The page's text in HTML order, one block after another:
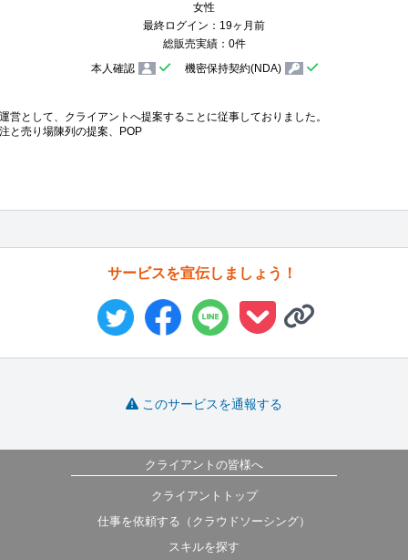
女性
最終ログイン：19ヶ月前
総販売実績：0件
本人確認
機密保持契約(NDA)
営として、クライアントへ提案することに従事しておりました。
と売り場陳列の提案、POP
サービスを宣伝しましょう！
このサービスを通報する
クライアントの皆様へ
クライアントトップ
仕事を依頼する（クラウドソーシング）
スキルを探す